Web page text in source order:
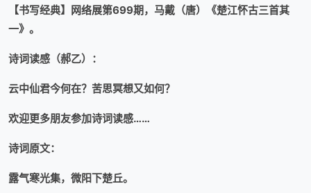
【书写经典】网络展第699期， 马戴（唐）《楚江怀古三首其
一》 。
诗词读感（郝乙） ：
云中仙君今何在？苦思冥想又如何？
欢迎更多朋友参加诗词读感……
诗词原文：
露气寒光集，微阳下楚丘。